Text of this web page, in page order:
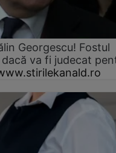
Georgescu! Fostul
va fi judecat